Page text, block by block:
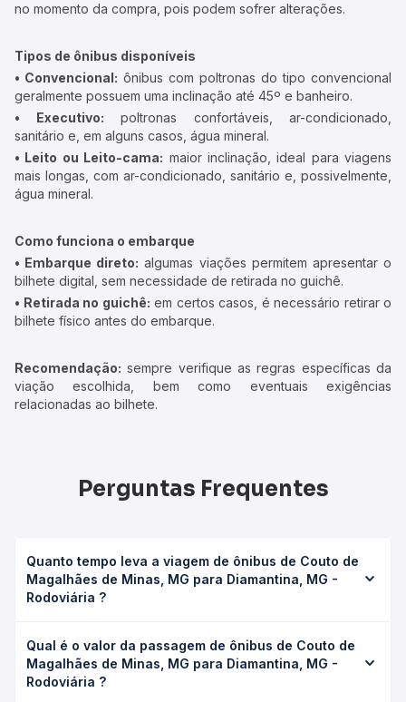
no momento da compra, pois podem sofrer alterações.
Tipos de ônibus disponíveis
• Convencional: ônibus com poltronas do tipo convencional
geralmente possuem uma inclinação até 45º e banheiro.
• Executivo: poltronas confortáveis, ar-condicionado,
sanitário e, em alguns casos, água mineral.
• Leito ou Leito-cama: maior inclinação, ideal para viagens
mais longas, com ar-condicionado, sanitário e, possivelmente,
água mineral.
Como funciona o embarque
• Embarque direto: algumas viações permitem apresentar o
bilhete digital, sem necessidade de retirada no guichê.
• Retirada no guichê: em certos casos, é necessário retirar o
bilhete físico antes do embarque.
Recomendação: sempre verifique as regras específicas da
viação escolhida, bem como eventuais exigências
relacionadas ao bilhete.
Perguntas Frequentes
Quanto tempo leva a viagem de ônibus de Couto de
Magalhães de Minas, MG para Diamantina, MG -
Rodoviária ?
para Diamantina, MG - Rodoviária leva em média 0 horas,
podendo variar conforme a viação, o tipo de serviço
(convencional, executivo ou leito) e as condições de
Qual é o valor da passagem de ônibus de Couto de
Magalhães de Minas, MG para Diamantina, MG -
Rodoviária ?